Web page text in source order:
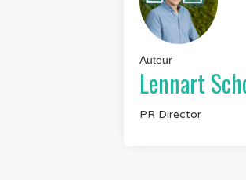
Auteur
Lennart
PR Director